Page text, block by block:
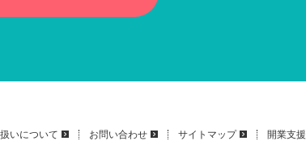
いについて お問い合わせ サイトマップ 開業支援